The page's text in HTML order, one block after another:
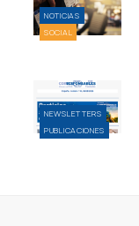
NOTICIAS
SOCIAL
NEWSLETTERS
PUBLICACIONES